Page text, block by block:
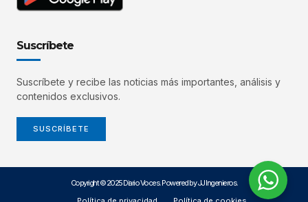
Suscríbete
Suscríbete y recibe las noticias más importantes, análisis y
contenidos exclusivos.
SUSCRÍBETE
Copyright © 2025 Diario Voces. Powered by JJ Ingenieros.